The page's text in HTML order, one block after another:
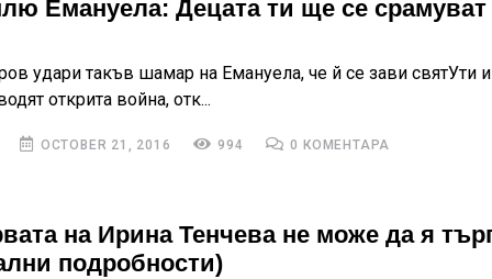
Емануела: Децата ти ще се срамуват
удари такъв шамар на Емануела, че й се зави святУти и
открита война, отк...
OCTOBER 21, 2016 994 0 КОМЕНТАРА
на Ирина Тенчева не може да я
подробности)